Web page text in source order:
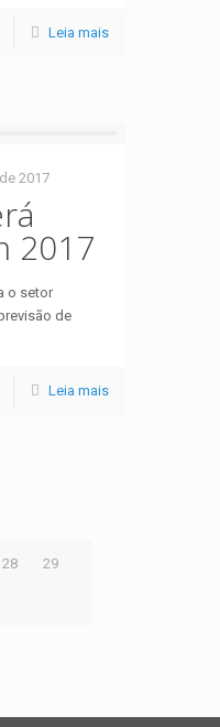
Leia mais
2017
2017
o setor
de
Leia mais
28 29